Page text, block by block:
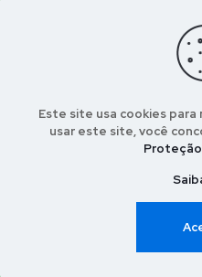
© 2026 Bio-Insecta
Urbanas .
Este site usa cookies para
usar este site, você